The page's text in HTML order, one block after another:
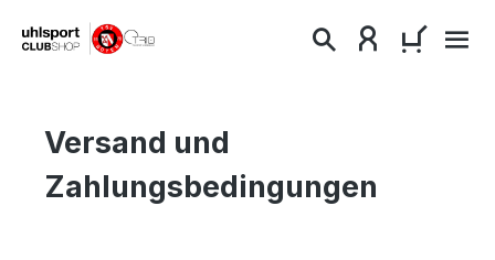
springen
Versand und
Zahlungsbedingungen